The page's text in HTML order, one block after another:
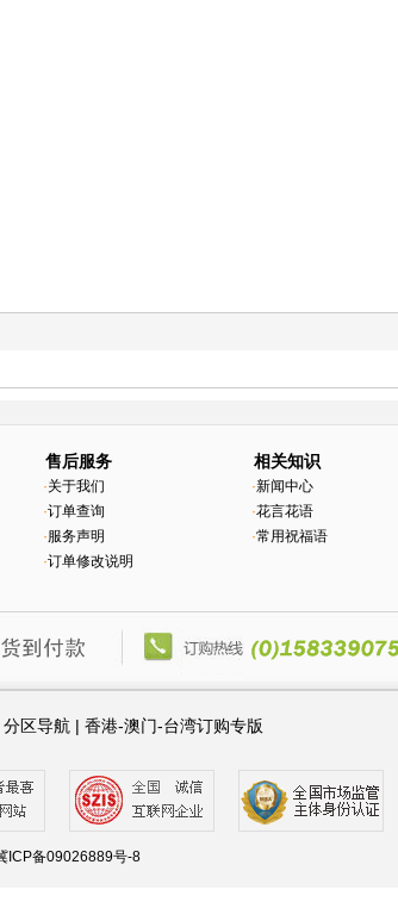
售后服务
·关于我们
·订单查询
·服务声明
·订单修改说明
相关知识
·新闻中心
·花言花语
·常用祝福语
分区导航 | 香港-澳门-台湾订购专版
ICP备09026889号-8
40 43 44 45 46 47 48 49 51 52 53 54 55 56 57
98 100 101 102 103 104 106 107 108 109 110 111